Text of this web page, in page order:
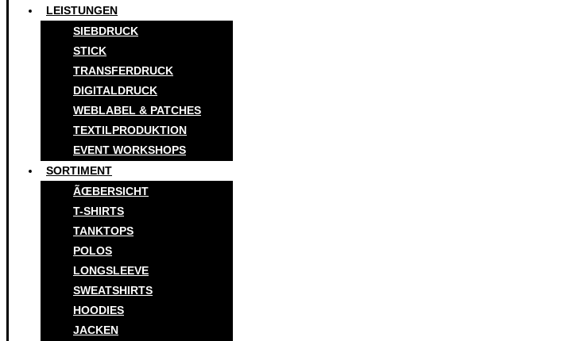
LEISTUNGEN
SIEBDRUCK
STICK
TRANSFERDRUCK
DIGITALDRUCK
WEBLABEL & PATCHES
TEXTILPRODUKTION
EVENT WORKSHOPS
SORTIMENT
ÃŒBERSICHT
T-SHIRTS
TANKTOPS
POLOS
LONGSLEEVE
SWEATSHIRTS
HOODIES
JACKEN